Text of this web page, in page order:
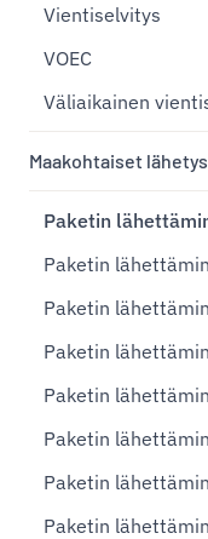
Vientiselvitys
VOEC
Väliaikainen
Maakohtaiset
Paketin
Paketin
Paketin
Paketin
Paketin
Paketin
Paketin
Paketin